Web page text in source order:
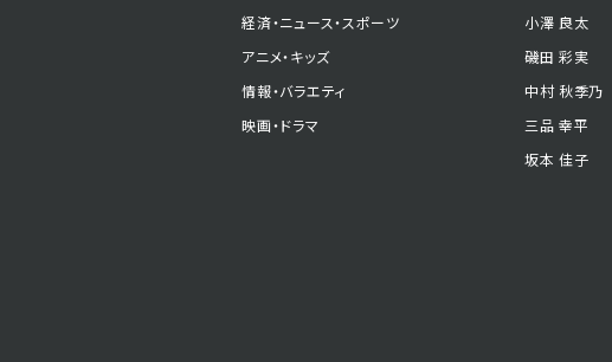
経済・ニュース・スポーツ
アニメ・キッズ
情報・バラエティ
映画・ドラマ
小澤 良太
磯田 彩実
中村 秋季乃
三品 幸平
坂本 佳子